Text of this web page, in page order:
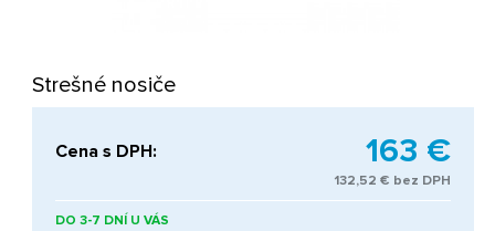
Strešné nosiče
Cena s DPH: 163 €
132,52 € bez DPH
DO 3-7 DNÍ U VÁS